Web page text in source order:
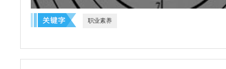
职业素养